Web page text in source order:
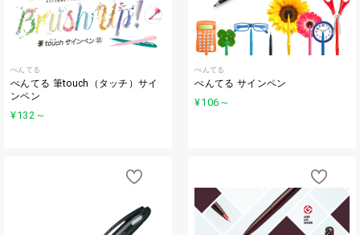
ぺんてる
ぺんてる 筆touch（タッチ）サイ
ンペン
¥132 ～
ぺんてる
ぺんてる サインペン
¥106 ～